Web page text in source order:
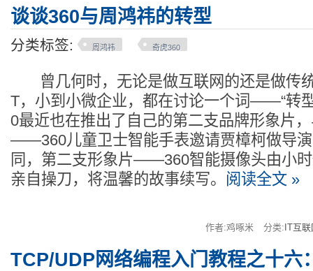
谈谈360与周鸿祎的转型
分类标签: 周鸿祎 奇虎360
曾几何时，无论是做互联网的还是做传
T，小到小微企业，都在讨论一个词——“转
0最近也在推出了自己的第二支品牌形象片
——360儿童卫士智能手表邀请贾樟柯做导
同，第二支形象片——360智能摄像头由小
亲自操刀，将温馨的故事续写。 阅读全文 »
作者:鸡啄米 分类: IT互
TCP/UDP网络编程入门教程之十